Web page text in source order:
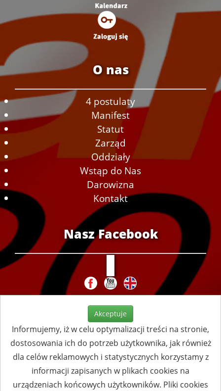
O nas
4 postulaty
Manifest
Statut
Zarząd
Oddziały
Wstąp do Nas
Darowizna
Kontakt
Nasz Facebook
Akceptuje
Informujemy, iż w celu optymalizacji treści na stronie,
dostosowania ich do potrzeb użytkownika, jak również
dla celów reklamowych i statystycznych korzystamy z
informacji zapisanych w plikach cookies na
urządzeniach końcowych użytkowników. Pliki cookies